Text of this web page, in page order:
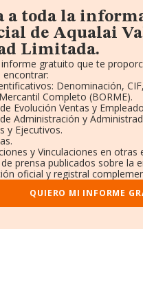
a toda la
de Aqualai
Limitada.
gratuito que te
encontrar:
Denominación,
Completo (BORME).
Evolución Ventas y
Administración y
y Ejecutivos.
y Vinculaciones en otras
prensa publicados sobre la
oficial y registral
QUIERO MI INFORME